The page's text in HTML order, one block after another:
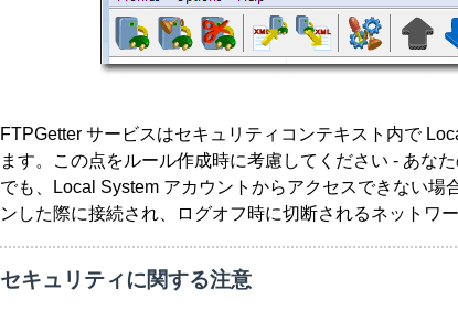
FTPGetter サービスはセキュリティコンテキスト内で
ます。この点をルール作成時に考慮してください - あな
でも、Local System アカウントからアクセスできない場
ンした際に接続され、ログオフ時に切断されるネットワー
セキュリティに関する注意